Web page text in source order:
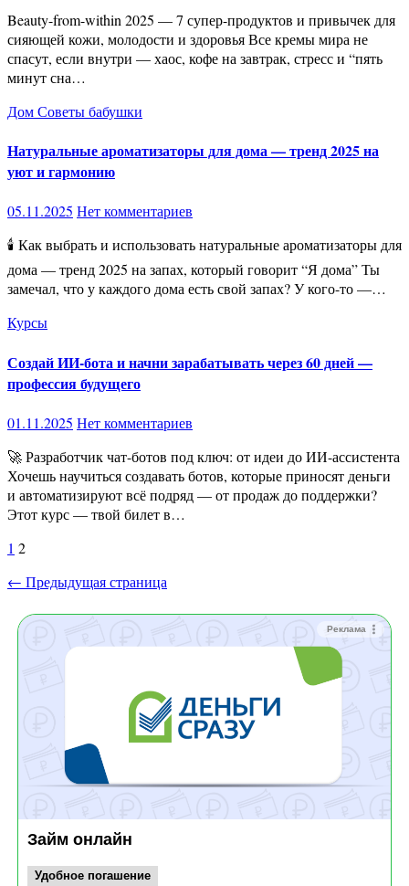
Beauty-from-within 2025 — 7 супер-продуктов и привычек для
сияющей кожи, молодости и здоровья Все кремы мира не
спасут, если внутри — хаос, кофе на завтрак, стресс и “пять
минут сна…
ДомСоветы бабушки
Натуральные ароматизаторы для дома — тренд 2025 на
уют и гармонию
05.11.2025 Нет комментариев
🕯 Как выбрать и использовать натуральные ароматизаторы для
дома — тренд 2025 на запах, который говорит “Я дома” Ты
замечал, что у каждого дома есть свой запах? У кого-то —…
Курсы
Создай ИИ-бота и начни зарабатывать через 60 дней —
профессия будущего
01.11.2025 Нет комментариев
🚀 Разработчик чат-ботов под ключ: от идеи до ИИ-ассистента
Хочешь научиться создавать ботов, которые приносят деньги
и автоматизируют всё подряд — от продаж до поддержки?
Этот курс — твой билет в…
Пагинация
записей
1 2
← Предыдущая страница
Реклама
Займ онлайн
Удобное погашение